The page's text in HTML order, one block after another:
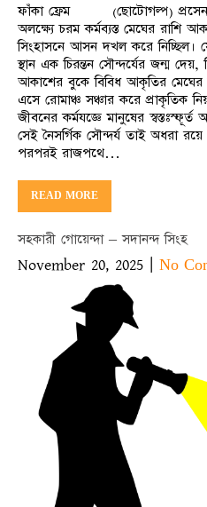
ফাঁকা ফ্রেম (ছোটোগল্প)
অলক্ষ্যে চরম কর্মব্যস্ত মেঘের
সিংহাসনে আসন দখল করে নিচ্ছিল।
স্থান এক চিরন্তন সৌন্দর্যের জন্ম
আকাশের বুকে বিবিধ আকৃতির মেঘের
এসে রোমাঞ্চ সঞ্চার করে প্রাকৃতিক
জীবনের কর্মযজ্ঞে মানুষের
সেই নৈসর্গিক সৌন্দর্য তাই অধরা
পরপরই রাজপথে…
READ MORE
সহকারী গোয়েন্দা – সদানন্দ সিংহ
November 20, 2025 | No